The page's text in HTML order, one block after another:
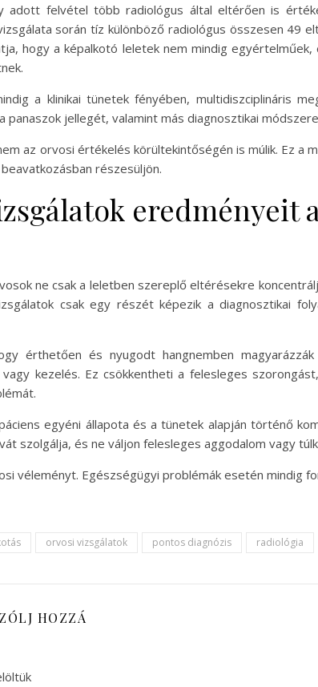
adott felvétel több radiológus által eltérően is
során tíz különböző radiológus összesen 49
hogy a képalkotó leletek nem mindig egyértelműek,
a klinikai tünetek fényében, multidiszciplináris
jellegét, valamint más diagnosztikai
az orvosi értékelés körültekintőségén is múlik. Ez a
részesüljön.
eredményeit
ne csak a leletben szereplő eltérésekre
csak egy részét képezik a diagnosztikai
érthetően és nyugodt hangnemben
kezelés. Ez csökkentheti a felesleges
egyéni állapota és a tünetek alapján történő
szolgálja, és ne váljon felesleges aggodalom vagy
véleményt. Egészségügyi problémák esetén mindig
orvosi vizsgálatok pontos diagnózis radiológia
HOZZÁ